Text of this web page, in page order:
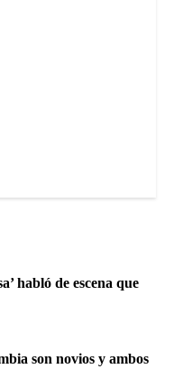
habló de escena que
son novios y ambos